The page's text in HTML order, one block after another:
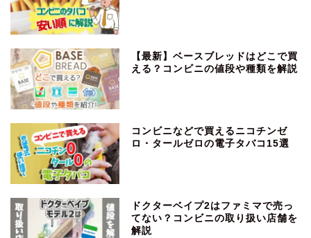
【最新】ベースブレッドはどこで買
える？コンビニの値段や種類を解説
コンビニなどで買えるニコチンゼ
ロ・タールゼロの電子タバコ15選
ドクターベイプ2はファミマで売っ
てない？コンビニの取り扱い店舗を
解説